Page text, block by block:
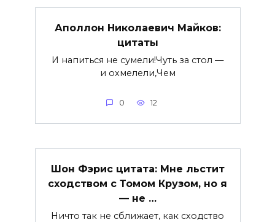
Аполлон Николаевич Майков:
цитаты
И напиться не сумели!Чуть за стол —
и охмелели,Чем
0 12
Шон Фэрис цитата: Мне льстит
сходством с Томом Крузом, но я
— не …
Ничто так не сближает, как сходство